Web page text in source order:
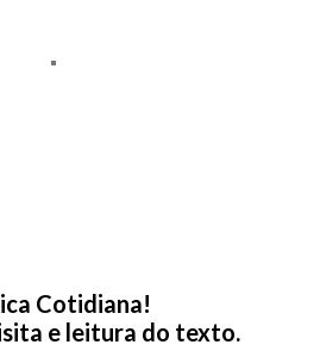
Cotidiana!
e leitura do texto.